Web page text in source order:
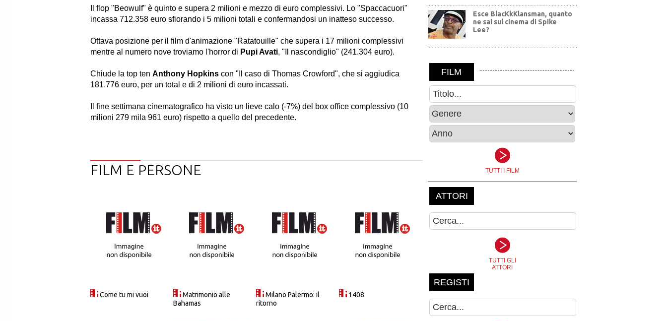
Il flop "Beowulf" è quinto e supera 2 milioni e mezzo di euro complessivi. Lo "Spaccacuori"
incassa 712.358 euro sfiorando i 5 milioni totali e confermandosi un inatteso successo.
Ottava posizione per il film d'animazione "Ratatouille" che supera i 17 milioni complessivi
mentre al numero nove troviamo l'horror di Pupi Avati, "Il nascondiglio" (241.304 euro).
Chiude la top ten Anthony Hopkins con " Il caso di Thomas Crowford", che si aggiudica
181.776 euro, per un total e di 2 milioni di euro incassati.
Il fine settimana cinematografico ha visto un lieve calo (-7%) del box office complessivo (10
milioni 279 mila 961 euro) rispetto a quello del precedente.
FILM E PERSONE
Come tu mi vuoi
Matrimonio alle
Bahamas
Milano Palermo: il
ritorno
1408
Esce BlacKkKlansman, quanto
ne sai sul cinema di Spike
Lee?